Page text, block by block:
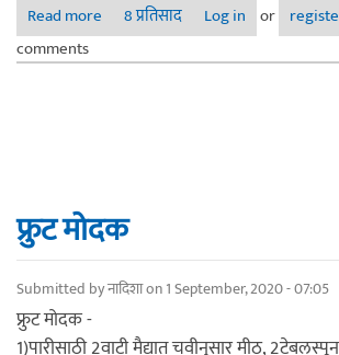
Read more about मोदकाची आमटी !...
8 प्रतिसाद Log in or
comments
फ्रुट मोदक
Submitted byनादिशाon 1 September, 2020 - 07:05
फ्रुट मोदक -
1)पारीसाठी 2वाटी मैद्यात चवीनुसार मीठ,